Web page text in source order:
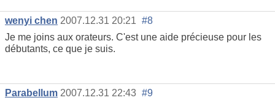
wenyi chen 2007.12.31 20:21 #8
Je me joins aux orateurs. C'est une aide précieuse pour les
débutants, ce que je suis.
Parabellum 2007.12.31 22:43 #9